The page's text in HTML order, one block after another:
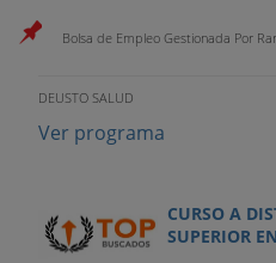
Bolsa de Empleo Gestionada Por
DEUSTO SALUD
Ver programa
CURSO A
SUPERIOR